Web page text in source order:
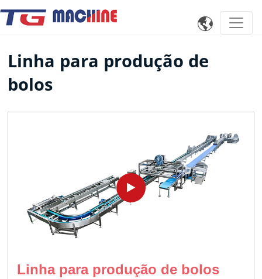

Linha para produção de
bolos
Linha para produção de bolos